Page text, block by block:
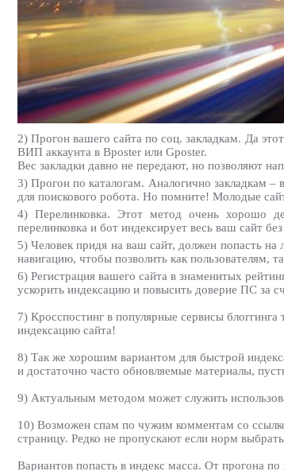
2) Прогон вашего сайта по соц. закладкам. Да
ВИП аккаунта в Bposter или Gposter.
Вес закладки давно не передают, но позволяют
3) Прогон по каталогам. Аналогично закладкам –
для поискового робота. Но помните! Молодые
4) Перелинковка. Этот метод очень хорошо
перелинковка и бот индексирует весь ваш сайт
5) Человек придя на ваш сайт, должен попасть
навигацию, чтобы позволить как пользователям,
6) Регистрация вашего сайта в знаменитых
ускорить индексацию и повысить доверие ПС за
7) Кросспостинг в популярные сервисы
индексацию сайта!
8) Так же хорошим вариантом для быстрой
и достаточно часто обновляемые материалы,
9) Актуальным методом может служить
10) Возможен спам по чужим комментам со
страницу. Редко не пропускают если норм
Вариантов попасть в индекс масса. От прогона